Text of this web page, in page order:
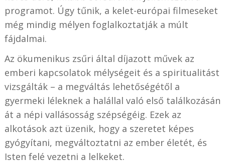
programot. Úgy tűnik, a kelet-európai filmeseket
még mindig mélyen foglalkoztatják a múlt
fájdalmai.
Az ökumenikus zsűri által díjazott művek az
emberi kapcsolatok mélységeit és a spiritualitást
vizsgálták – a megváltás lehetőségétől a
gyermeki léleknek a halállal való első találkozásán
át a népi vallásosság szépségéig. Ezek az
alkotások azt üzenik, hogy a szeretet képes
gyógyítani, megváltoztatni az ember életét, és
Isten felé vezetni a lelkeket.